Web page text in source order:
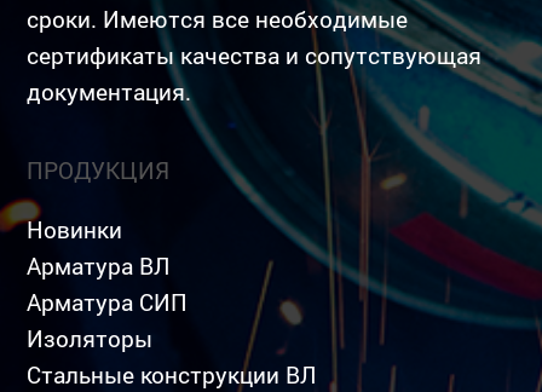
сроки. Имеются все необходимые
сертификаты качества и сопутствующая
документация.
ПРОДУКЦИЯ
Новинки
Арматура ВЛ
Арматура СИП
Изоляторы
Стальные конструкции ВЛ